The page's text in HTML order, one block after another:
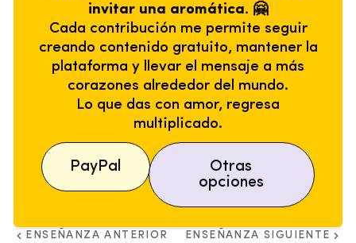
invitar una aromática. 🤗
Cada contribución me permite seguir
creando contenido gratuito, mantener la
plataforma y llevar el mensaje a más
corazones alrededor del mundo.
Lo que das con amor, regresa
multiplicado.
PayPal
Otras
opciones
ENSEÑANZA ANTERIOR ENSEÑANZA SIGUIENTE